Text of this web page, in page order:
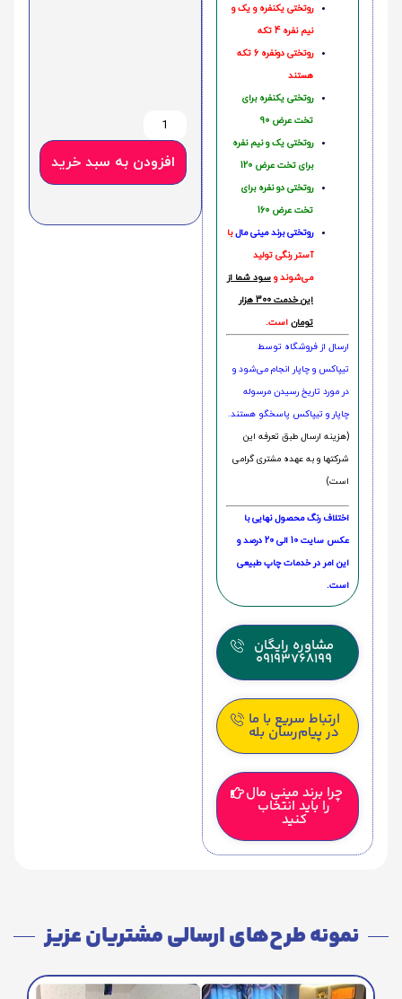
روتختی یکنفره و یک و
نیم نفره 4 تکه
روتختی دونفره 6 تکه
هستند
روتختی یکنفره برای
تخت عرض 90
روتختی یک و نیم نفره
برای تخت عرض 120
روتختی دو نفره برای
تخت عرض 160
روتختی‌ برند مینی مالبا
آستر رنگی تولید
می‌شوند و سود شما از
این خدمت 300 هزار
تومان است.
ارسال از فروشگاه توسط
تیپاکس و چاپار انجام می‌شود و
در مورد تاریخ رسیدن مرسوله
چاپار و تیپاکس پاسخگو هستند.
(هزینه ارسال طبق تعرفه این
شرکتها و به عهده مشتری گرامی
است)
اختلاف رنگ محصول نهایی با
عکس سایت 10 الی 20 درصد و
این امر در خدمات چاپ طبیعی
است.
مشاوره رایگان
09193768199
ارتباط سریع با ما
در پیام‌رسان بله
چرا برند مینی مال
را باید انتخاب
کنید
افزودن به سبد خرید
نمونه طرح‌های ارسالی مشتریان عزیز